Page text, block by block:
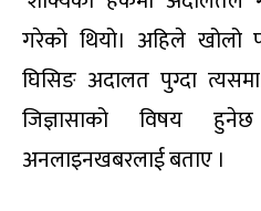
गरेको थियो। अहिले
घिसिङ अदालत पुग्दा
जिज्ञासाको विषय
अनलाइनखबरलाई बताए ।